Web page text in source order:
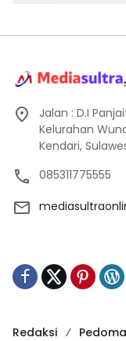
Jalan : D.I
Kelurahan
Kendari,
085311775555
Redaksi